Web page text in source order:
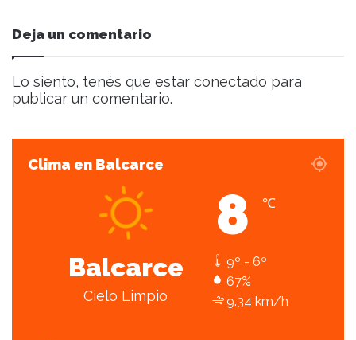
ó
n
i
c
Deja un comentario
Lo siento, tenés que estar conectado para
publicar un comentario.
Clima en Balcarce
Balcarce
Cielo Limpio
8 ℃
9º - 6º
67%
9.34 km/h